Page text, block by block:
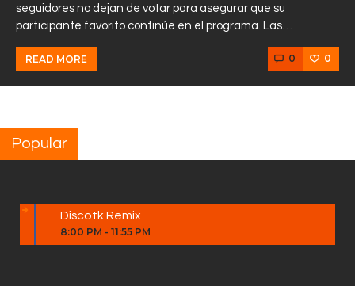
Noticias
Sobre Nosotros
Contactos
seguidores no dejan de votar para asegurar que su
participante favorito continúe en el programa. Las…
READ MORE 0 0
Popular
Discotk Remix
8:00 PM - 11:55 PM